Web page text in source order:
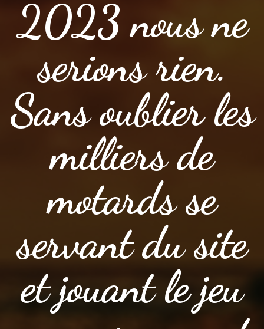
2023 nous ne
serions rien.
Sans oublier les
milliers de
motards se
servant du site
et jouant le jeu